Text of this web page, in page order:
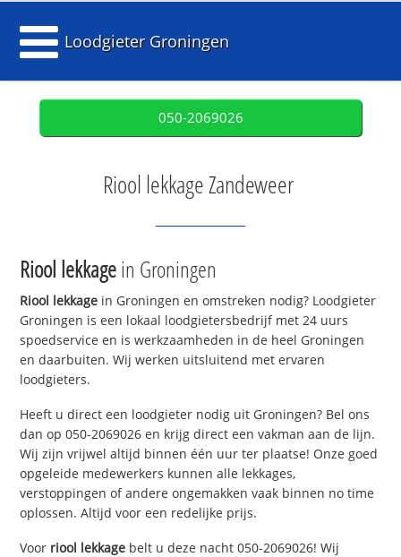
Loodgieter Groningen
050-2069026
Riool lekkage Zandeweer
Riool lekkagein Groningen
Riool lekkage in Groningen en omstreken nodig? Loodgieter
Groningen is een lokaal loodgietersbedrijf met 24 uurs
spoedservice en is werkzaamheden in de heel Groningen
en daarbuiten. Wij werken uitsluitend met ervaren
loodgieters.
Heeft u direct een loodgieter nodig uit Groningen? Bel ons
dan op 050-2069026 en krijg direct een vakman aan de lijn.
Wij zijn vrijwel altijd binnen één uur ter plaatse! Onze goed
opgeleide medewerkers kunnen alle lekkages,
verstoppingen of andere ongemakken vaak binnen no time
oplossen. Altijd voor een redelijke prijs.
Voor riool lekkage belt u deze nacht 050-2069026! Wij